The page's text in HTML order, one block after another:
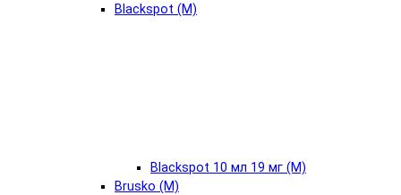
Blackspot (М)
Blackspot 10 мл 19 мг (М)
Brusko (М)